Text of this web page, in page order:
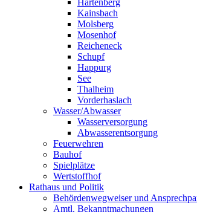
Hartenberg
Kainsbach
Molsberg
Mosenhof
Reicheneck
Schupf
Happurg
See
Thalheim
Vorderhaslach
Wasser/Abwasser
Wasserversorgung
Abwasserentsorgung
Feuerwehren
Bauhof
Spielplätze
Wertstoffhof
Rathaus und Politik
Behördenwegweiser und
Amtl. Bekanntmachungen